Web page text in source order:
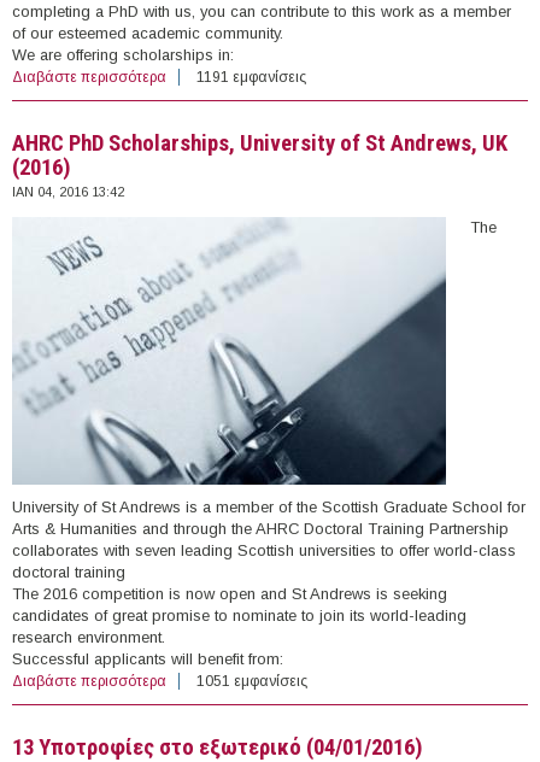
completing a PhD with us, you can contribute to this work as a member
of our esteemed academic community.
We are offering scholarships in:
Διαβάστε περισσότερα για PhD Scholarships, Sheffield Hallam University, UK
(2016-2017)
1191 εμφανίσεις
AHRC PhD Scholarships, University of St Andrews, UK
(2016)
ΙΑΝ 04, 2016 13:42
The
University of St Andrews is a member of the Scottish Graduate School for
Arts & Humanities and through the AHRC Doctoral Training Partnership
collaborates with seven leading Scottish universities to offer world-class
doctoral training
The 2016 competition is now open and St Andrews is seeking
candidates of great promise to nominate to join its world-leading
research environment.
Successful applicants will benefit from:
Διαβάστε περισσότερα για AHRC PhD Scholarships, University of St Andrews,
UK (2016)
1051 εμφανίσεις
13 Υποτροφίες στο εξωτερικό (04/01/2016)